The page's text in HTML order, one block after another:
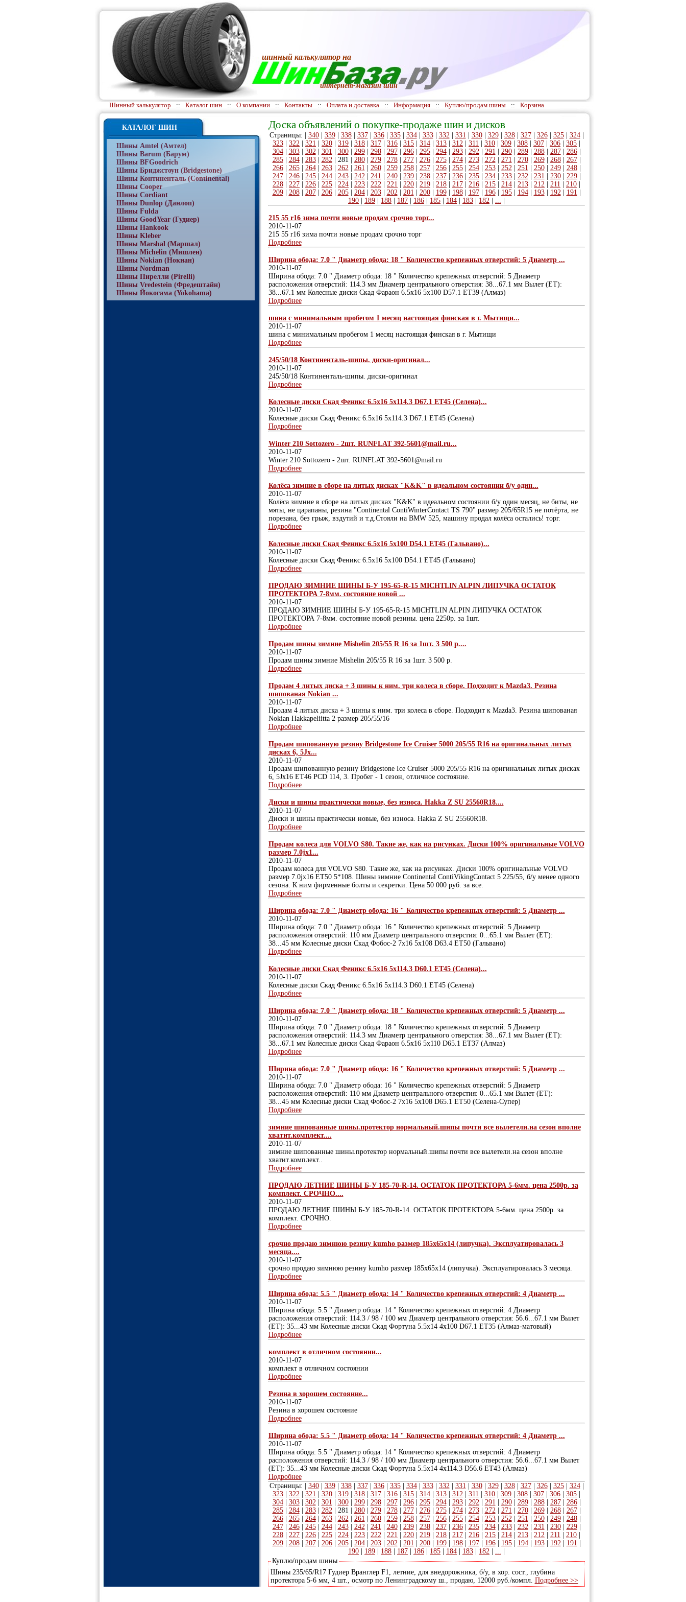
шинный калькуляторна
интернет-магазин шин
Шинный калькулятор :: Каталог шин :: О компании :: Контакты :: Оплата и доставка :: Информация :: Куплю/продам шины :: Корзина
КАТАЛОГ ШИН
Шины Amtel (Амтел)
Шины Barum (Барум)
Шины BFGoodrich
Шины Бриджстоун (Bridgestone)
Шины Континенталь (Continental)
Шины Cooper
Шины Cordiant
Шины Dunlop (Данлоп)
Шины Fulda
Шины GoodYear (Гудиер)
Шины Hankook
Шины Kleber
Шины Marshal (Маршал)
Шины Michelin (Мишлен)
Шины Nokian (Нокиан)
Шины Nordman
Шины Пирелли (Pirelli)
Шины Vredestein (Фредештайн)
Шины Йокогама (Yokohama)
Доска объявлений о покупке-продаже шин и дисков
Страницы: | 340| 339| 338| 337| 336| 335| 334| 333| 332| 331 330| 329| 328| 327| 326| 325| 324|
323
322 321 320 319 318 317 316 315 314 313 312 311 310 309 308 307 306 305
304| 303| 302| 301 300| 299| 298| 297| 296| 295| 294| 293| 292| 291 290| 289| 288| 287| 286|
285| 284| 283| 282| 281 280| 279| 278| 277| 276| 275| 274| 273| 272| 271 270| 269| 268| 267|
266| 265| 264| 263| 262| 261 260| 259| 258| 257| 256| 255| 254| 253| 252| 251 250| 249| 248|
247| 246| 245| 244| 243| 242| 241 240| 239| 238| 237| 236| 235| 234| 233| 232| 231 230| 229|
228
227 226 225 224 223 222 221 220 219 218 217 216 215 214 213 212 211 210
209| 208| 207| 206| 205| 204| 203| 202| 201 200| 199| 198| 197| 196| 195| 194| 193| 192| 191
190
189 188 187 186 185 184 183 182 ...
215 55 r16 зима почти новые продам срочно торг...
2010-11-07
215 55 r16 зима почти новые продам срочно торг
Подробнее
Ширина обода: 7.0 " Диаметр обода: 18 " Количество крепежных отверстий: 5 Диаметр ...
2010-11-07
Ширина обода: 7.0 " Диаметр обода: 18 " Количество крепежных отверстий: 5 Диаметр
расположения отверстий: 114.3 мм Диаметр центрального отверстия: 38...67.1 мм Вылет (ET):
38...67.1 мм Колесные диски Скад Фараон 6.5x16 5x100 D57.1 ET39 (Алмаз)
Подробнее
шина с минимальным пробегом 1 месяц настоящая финская в г. Мытищи...
2010-11-07
шина с минимальным пробегом 1 месяц настоящая финская в г. Мытищи
Подробнее
245/50/18 Континенталь-шипы. диски-оригинал...
2010-11-07
245/50/18 Континенталь-шипы. диски-оригинал
Подробнее
Колесные диски Скад Феникс 6.5x16 5x114.3 D67.1 ET45 (Селена)...
2010-11-07
Колесные диски Скад Феникс 6.5x16 5x114.3 D67.1 ET45 (Селена)
Подробнее
Winter 210 Sottozero - 2шт. RUNFLAT 392-5601@mail.ru...
2010-11-07
Winter 210 Sottozero - 2шт. RUNFLAT 392-5601@mail.ru
Подробнее
Колёса зимние в сборе на литых дисках "K&K" в идеальном состоянии б/у один...
2010-11-07
Колёса зимние в сборе на литых дисках "K&K" в идеальном состоянии б/у один месяц, не биты, не
мяты, не царапаны, резина "Continental ContiWinterContact TS 790" размер 205/65R15 не потёрта, не
порезана, без грыж, вздутий и т.д.Стояли на BMW 525, машину продал колёса остались! торг.
Подробнее
Колесные диски Скад Феникс 6.5x16 5x100 D54.1 ET45 (Гальвано)...
2010-11-07
Колесные диски Скад Феникс 6.5x16 5x100 D54.1 ET45 (Гальвано)
Подробнее
ПРОДАЮ ЗИМНИЕ ШИНЫ Б-У 195-65-R-15 MICHTLIN ALPIN ЛИПУЧКА ОСТАТОК
ПРОТЕКТОРА 7-8мм. состояние новой ...
2010-11-07
ПРОДАЮ ЗИМНИЕ ШИНЫ Б-У 195-65-R-15 MICHTLIN ALPIN ЛИПУЧКА ОСТАТОК
ПРОТЕКТОРА 7-8мм. состояние новой резины. цена 2250р. за 1шт.
Подробнее
Продам шины зимние Mishelin 205/55 R 16 за 1шт. 3 500 р....
2010-11-07
Продам шины зимние Mishelin 205/55 R 16 за 1шт. 3 500 р.
Подробнее
Продам 4 литых диска + 3 шины к ним. три колеса в сборе. Подходит к Mazda3. Резина
шипованая Nokian ...
2010-11-07
Продам 4 литых диска + 3 шины к ним. три колеса в сборе. Подходит к Mazda3. Резина шипованая
Nokian Hakkapeliitta 2 размер 205/55/16
Подробнее
Продам шипованную резину Bridgestone Ice Cruiser 5000 205/55 R16 на оригинальных литых
дисках 6, 5Jx...
2010-11-07
Продам шипованную резину Bridgestone Ice Cruiser 5000 205/55 R16 на оригинальных литых дисках
6, 5Jx16 ET46 PCD 114, 3. Пробег - 1 сезон, отличное состояние.
Подробнее
Диски и шины практически новые, без износа. Hakka Z SU 25560R18....
2010-11-07
Диски и шины практически новые, без износа. Hakka Z SU 25560R18.
Подробнее
Продам колеса для VOLVO S80. Такие же, как на рисунках. Диски 100% оригинальные VOLVO
размер 7.0jx1...
2010-11-07
Продам колеса для VOLVO S80. Такие же, как на рисунках. Диски 100% оригинальные VOLVO
размер 7.0jx16 ET50 5*108. Шины зимние Continental ContiVikingContact 5 225/55, б/у менее одного
сезона. К ним фирменные болты и секретки. Цена 50 000 руб. за все.
Подробнее
Ширина обода: 7.0 " Диаметр обода: 16 " Количество крепежных отверстий: 5 Диаметр ...
2010-11-07
Ширина обода: 7.0 " Диаметр обода: 16 " Количество крепежных отверстий: 5 Диаметр
расположения отверстий: 110 мм Диаметр центрального отверстия: 0...65.1 мм Вылет (ET):
38...45 мм Колесные диски Скад Фобос-2 7x16 5x108 D63.4 ET50 (Гальвано)
Подробнее
Колесные диски Скад Феникс 6.5x16 5x114.3 D60.1 ET45 (Селена)...
2010-11-07
Колесные диски Скад Феникс 6.5x16 5x114.3 D60.1 ET45 (Селена)
Подробнее
Ширина обода: 7.0 " Диаметр обода: 18 " Количество крепежных отверстий: 5 Диаметр ...
2010-11-07
Ширина обода: 7.0 " Диаметр обода: 18 " Количество крепежных отверстий: 5 Диаметр
расположения отверстий: 114.3 мм Диаметр центрального отверстия: 38...67.1 мм Вылет (ET):
38...67.1 мм Колесные диски Скад Фараон 6.5x16 5x110 D65.1 ET37 (Алмаз)
Подробнее
Ширина обода: 7.0 " Диаметр обода: 16 " Количество крепежных отверстий: 5 Диаметр ...
2010-11-07
Ширина обода: 7.0 " Диаметр обода: 16 " Количество крепежных отверстий: 5 Диаметр
расположения отверстий: 110 мм Диаметр центрального отверстия: 0...65.1 мм Вылет (ET):
38...45 мм Колесные диски Скад Фобос-2 7x16 5x108 D65.1 ET50 (Селена-Супер)
Подробнее
зимние шипованные шины.протектор нормальный.шипы почти все вылетели.на сезон вполне
хватит.комплект....
2010-11-07
зимние шипованные шины.протектор нормальный.шипы почти все вылетели.на сезон вполне
хватит.комплект..
Подробнее
ПРОДАЮ ЛЕТНИЕ ШИНЫ Б-У 185-70-R-14. ОСТАТОК ПРОТЕКТОРА 5-6мм. цена 2500р. за
комплект. СРОЧНО....
2010-11-07
ПРОДАЮ ЛЕТНИЕ ШИНЫ Б-У 185-70-R-14. ОСТАТОК ПРОТЕКТОРА 5-6мм. цена 2500р. за
комплект. СРОЧНО.
Подробнее
срочно продаю зимнюю резину kumho размер 185х65х14 (липучка). Эксплуатировалась 3
месяца....
2010-11-07
срочно продаю зимнюю резину kumho размер 185х65х14 (липучка). Эксплуатировалась 3 месяца.
Подробнее
Ширина обода: 5.5 " Диаметр обода: 14 " Количество крепежных отверстий: 4 Диаметр ...
2010-11-07
Ширина обода: 5.5 " Диаметр обода: 14 " Количество крепежных отверстий: 4 Диаметр
расположения отверстий: 114.3 / 98 / 100 мм Диаметр центрального отверстия: 56.6...67.1 мм Вылет
(ET): 35...43 мм Колесные диски Скад Фортуна 5.5x14 4x100 D67.1 ET35 (Алмаз-матовый)
Подробнее
комплект в отличном состоянии...
2010-11-07
комплект в отличном состоянии
Подробнее
Резина в хорошем состояние...
2010-11-07
Резина в хорошем состояние
Подробнее
Ширина обода: 5.5 " Диаметр обода: 14 " Количество крепежных отверстий: 4 Диаметр ...
2010-11-07
Ширина обода: 5.5 " Диаметр обода: 14 " Количество крепежных отверстий: 4 Диаметр
расположения отверстий: 114.3 / 98 / 100 мм Диаметр центрального отверстия: 56.6...67.1 мм Вылет
(ET): 35...43 мм Колесные диски Скад Фортуна 5.5x14 4x114.3 D56.6 ET43 (Алмаз)
Подробнее
Страницы: | 340| 339| 338| 337| 336| 335| 334| 333| 332| 331 330| 329| 328| 327| 326| 325| 324|
323
322 321 320 319 318 317 316 315 314 313 312 311 310 309 308 307 306 305
304| 303| 302| 301 300| 299| 298| 297| 296| 295| 294| 293| 292| 291 290| 289| 288| 287| 286|
285| 284| 283| 282| 281 280| 279| 278| 277| 276| 275| 274| 273| 272| 271 270| 269| 268| 267|
266| 265| 264| 263| 262| 261 260| 259| 258| 257| 256| 255| 254| 253| 252| 251 250| 249| 248|
247| 246| 245| 244| 243| 242| 241 240| 239| 238| 237| 236| 235| 234| 233| 232| 231 230| 229|
228
227 226 225 224 223 222 221 220 219 218 217 216 215 214 213 212 211 210
209| 208| 207| 206| 205| 204| 203| 202| 201 200| 199| 198| 197| 196| 195| 194| 193| 192| 191
190
189 188 187 186 185 184 183 182 ...
Куплю/продам шины
Шины 235/65/R17 Гудиер Вранглер F1, летние, для внедорожника, б/у, в хор. сост., глубина
протектора 5-6 мм, 4 шт., осмотр по Ленинградскому ш., продаю, 12000 руб./компл. Подробнее >>